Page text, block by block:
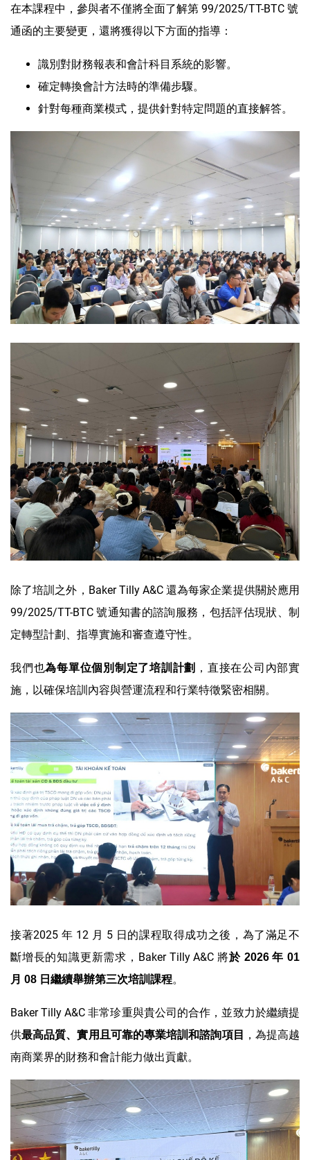
在本課程中，參與者不僅將全面了解第 99/2025/TT-BTC 號
通函的主要變更，還將獲得以下方面的指導：
識別對財務報表和會計科目系統的影響。
確定轉換會計方法時的準備步驟。
針對每種商業模式，提供針對特定問題的直接解答。
除了培訓之外，Baker Tilly A&C 還為每家企業提供關於應用
99/2025/TT-BTC 號通知書的諮詢服務，包括評估現狀、制
定轉型計劃、指導實施和審查遵守性。
我們也為每單位個別制定了培訓計劃
，直接在公司內部實
施，以確保培訓內容與營運流程和行業特徵緊密相關。
接著2025 年 12 月 5 日的課程取得成功之後，為了滿足不
斷增長的知識更新需求，Baker Tilly A&C 將於2026年 01
月 08 日繼續舉辦第三次培訓課程。
Baker Tilly A&C 非常珍重與貴公司的合作，並致力於繼續提
供最高品質、實用且可靠的專業培訓和諮詢項目
，為提高越
南商業界的財務和會計能力做出貢獻。